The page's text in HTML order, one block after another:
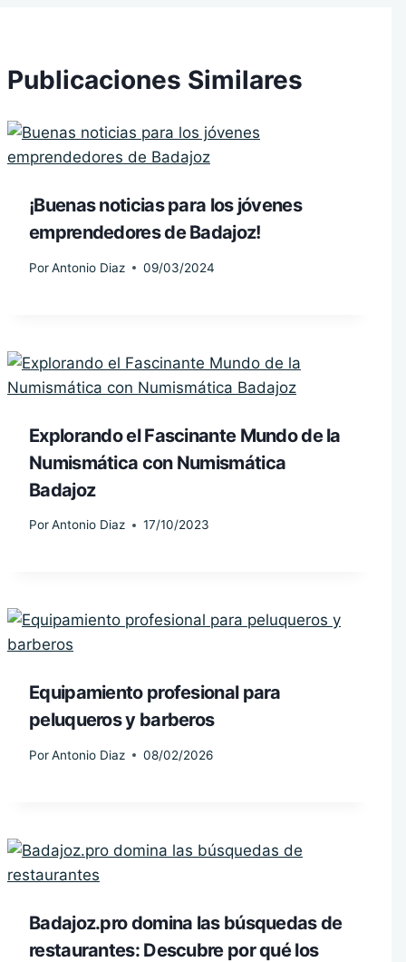
Publicaciones Similares
¡Buenas noticias para los jóvenes
emprendedores de Badajoz!
PorAntonio Diaz 09/03/2024
Explorando el Fascinante Mundo de la
Numismática con Numismática
Badajoz
PorAntonio Diaz 17/10/2023
Equipamiento profesional para
peluqueros y barberos
PorAntonio Diaz 08/02/2026
Badajoz.pro domina las búsquedas de
restaurantes: Descubre por qué los